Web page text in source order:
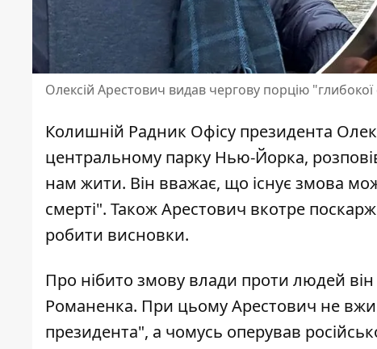
Олексій Арестович видав чергову порцію "глибокої
Колишній Радник Офісу президента
центральному парку Нью-Йорка,
нам жити. Він вважає, що існує змова
смерті". Також Арестович вкотре
робити висновки.
Про нібито змову влади проти людей
Романенка. При цьому Арестович не
президента", а чомусь оперував